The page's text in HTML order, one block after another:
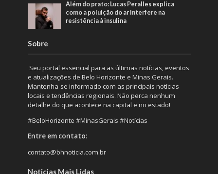
Além do prato: Lucas Peralles explica
como a poluição do ar interfere na
resistência à insulina
Sobre
Seu portal essencial para as últimas notícias, eventos
e atualizações de Belo Horizonte e Minas Gerais.
Mantenha-se informado com as principais notícias
locais e tendências regionais. Não perca nenhum
detalhe do que acontece na capital e no estado!
#BeloHorizonte #MinasGerais #Notícias
Entre em contato:
contato@bhnoticia.com.br
Noticias Mais Lidas